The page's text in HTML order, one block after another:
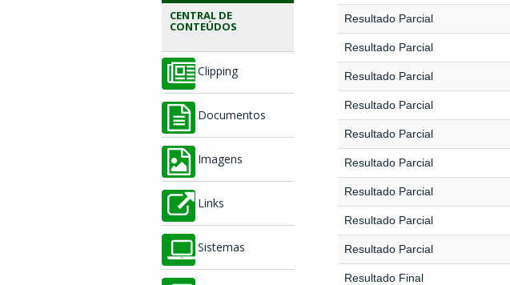
CENTRAL DE
CONTEÚDOS
Clipping
Documentos
Imagens
Links
Sistemas
Resultado Parcial
Resultado Parcial
Resultado Parcial
Resultado Parcial
Resultado Parcial
Resultado Parcial
Resultado Parcial
Resultado Parcial
Resultado Parcial
Resultado Final